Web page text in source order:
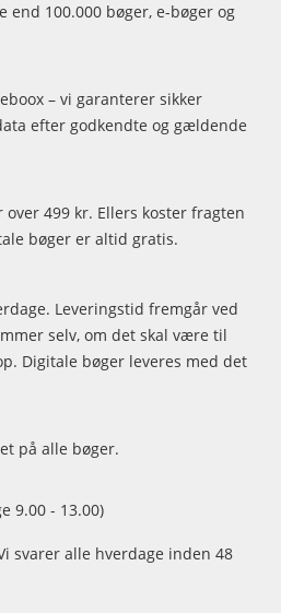
end 100.000 bøger, e-bøger og
– vi garanterer sikker
efter godkendte og gældende
499 kr. Ellers koster fragten
bøger er altid gratis.
Leveringstid fremgår ved
selv, om det skal være til
Digitale bøger leveres med det
på alle bøger.
9.00 - 13.00)
svarer alle hverdage inden 48